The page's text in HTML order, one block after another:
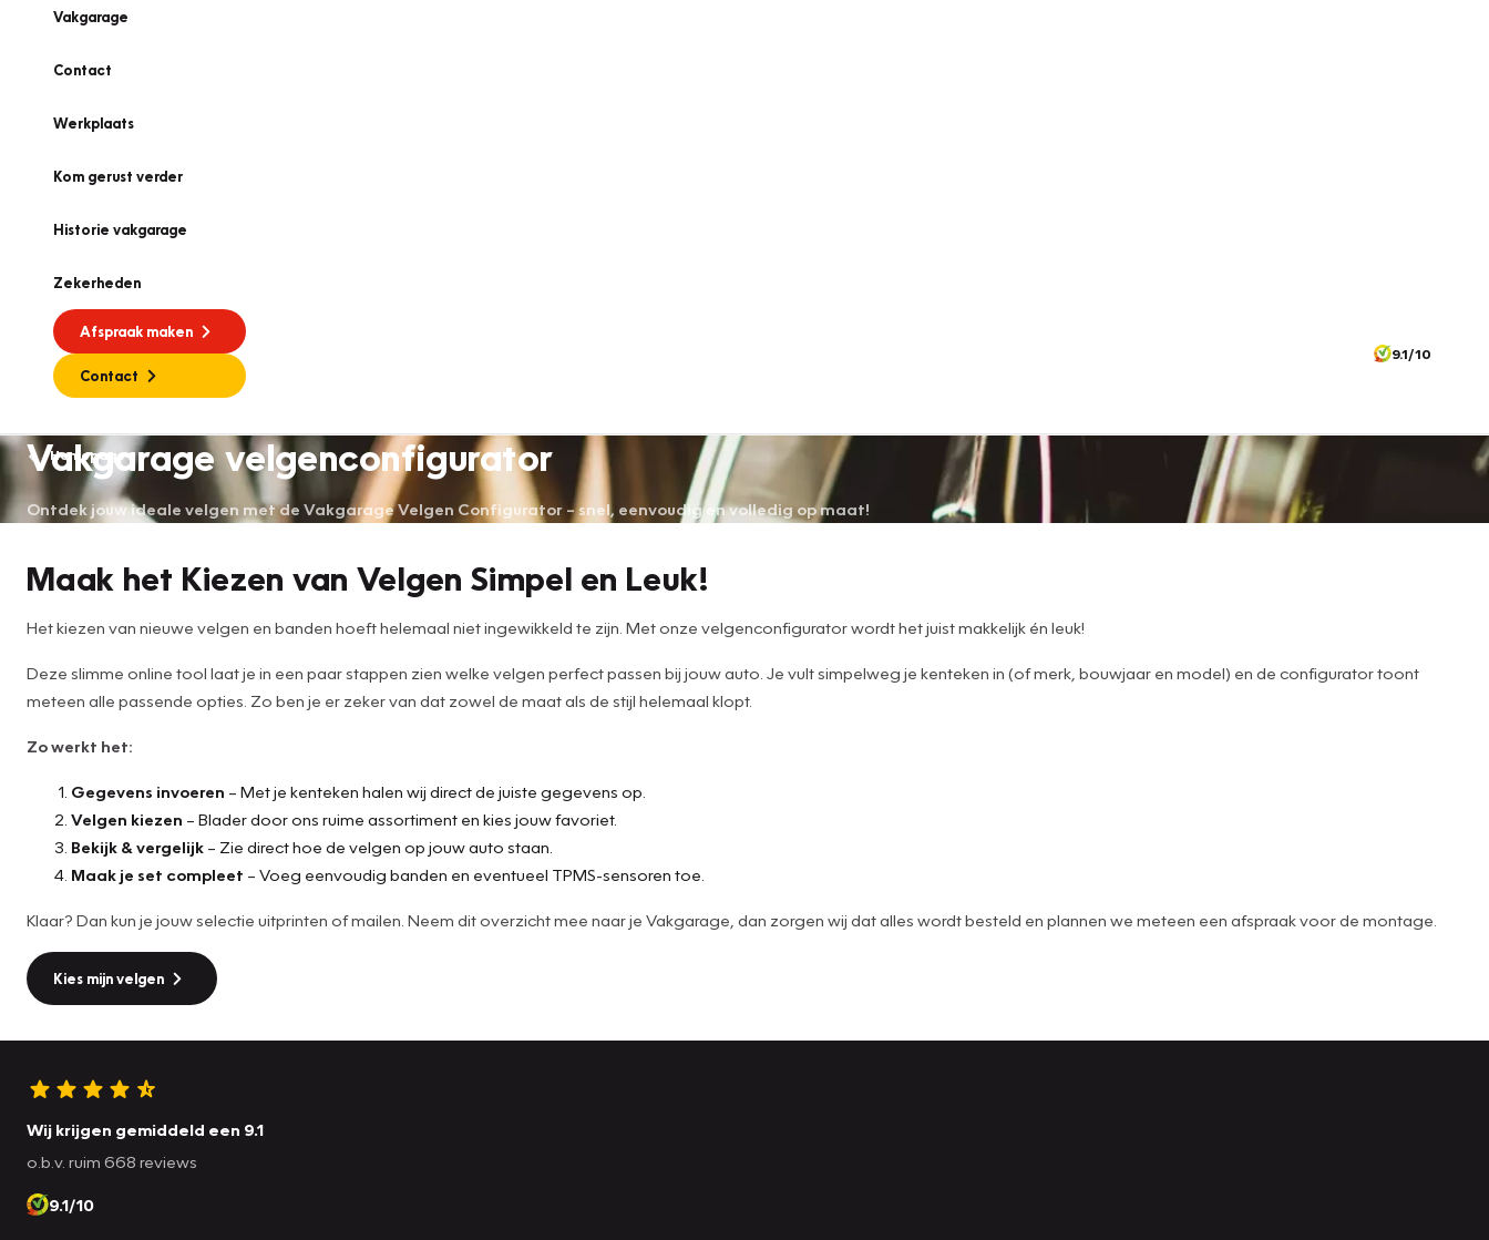
Vakgarage
Contact
Werkplaats
Kom gerust verder
Historie vakgarage
Zekerheden
Afspraak maken
Contact
9.1/10
Homepage
Vakgarage velgenconfigurator
Ontdek jouw ideale velgen met de Vakgarage Velgen Configurator – snel, eenvoudig en volledig op maat!
Maak het Kiezen van Velgen Simpel en Leuk!
Het kiezen van nieuwe velgen en banden hoeft helemaal niet ingewikkeld te zijn. Met onze velgenconfigurator wordt het juist makkelijk én leuk!
Deze slimme online tool laat je in een paar stappen zien welke velgen perfect passen bij jouw auto. Je vult simpelweg je kenteken in (of merk, bouwjaar en model) en de configurator toont
meteen alle passende opties. Zo ben je er zeker van dat zowel de maat als de stijl helemaal klopt.
Zo werkt het:
Gegevens invoeren – Met je kenteken halen wij direct de juiste gegevens op.
Velgen kiezen – Blader door ons ruime assortiment en kies jouw favoriet.
Bekijk & vergelijk – Zie direct hoe de velgen op jouw auto staan.
Maak je set compleet – Voeg eenvoudig banden en eventueel TPMS-sensoren toe.
Klaar? Dan kun je jouw selectie uitprinten of mailen. Neem dit overzicht mee naar je Vakgarage, dan zorgen wij dat alles wordt besteld en plannen we meteen een afspraak voor de montage.
Kies mijn velgen
Wij krijgen gemiddeld een 9.1
o.b.v. ruim 668 reviews
9.1/10